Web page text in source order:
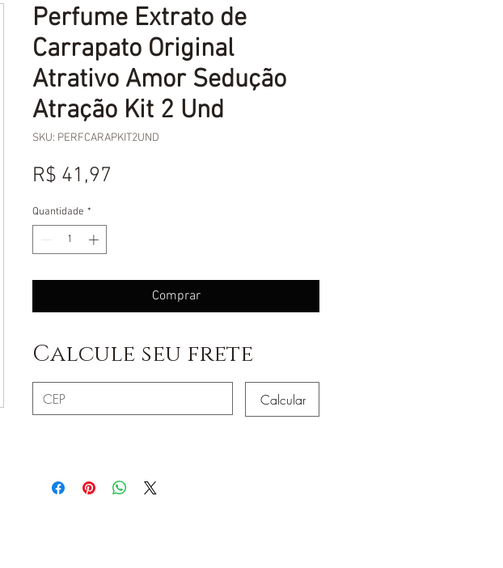
Perfume Extrato de
Carrapato Original
Atrativo Amor Sedução
Atração Kit 2 Und
SKU: PERFCARAPKIT2UND
R$ 41,97
Quantidade *
Comprar
Calcule seu frete
Calcular